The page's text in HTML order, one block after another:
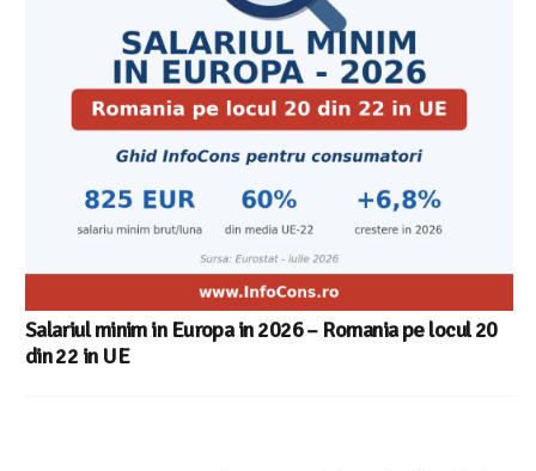
Salariul minim in Europa in 2026 – Romania pe locul 20
din 22 in UE